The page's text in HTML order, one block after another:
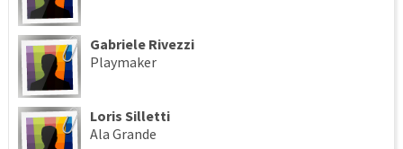
Gabriele Rivezzi
Playmaker
Loris Silletti
Ala Grande